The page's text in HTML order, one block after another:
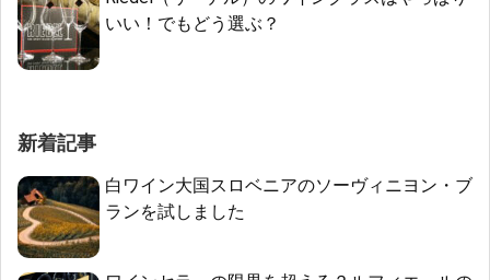
いい！でもどう選ぶ？
新着記事
白ワイン大国スロベニアのソーヴィニヨン・ブ
ランを試しました